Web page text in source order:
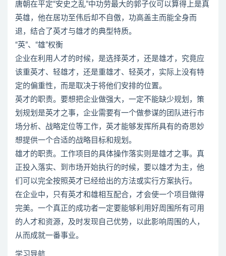
唐朝在平定“安史之乱”中功劳最大的郭子仪可以算得上是真
英雄，他在居功至伟后却不自傲，功高盖主而能全身而
退，结合了英才与雄才的典型特质。
“英”、“雄”权衡
企业在利用人才的时候，是选择英才，还是雄才，究竟应
该重英才、轻雄才，还是重雄才、轻英才，实际上没有特
定的偏重性，而是取决于将他们安排的位置。
英才的职责。要想把企业做强大，一定不能缺少规划，策
划规划是英才之事，企业需要有一个做参谋的团队进行市
场分析、战略定位等工作，英才能够发挥所具有的奇思妙
想提供一个合适的战略目标和规划。
雄才的职责。工作项目的具体操作落实则是雄才之事。真
正投入落实、到市场开始执行的时候，要以雄才为主，他
们可以完全按照英才已经给出的方法或实行方案执行。
在企业中，只有英才和雄相互配合，才会使一个项目做得
完美。一个真正的成功者一定要能够利用好周围所有可用
的人才和资源，及时发现自己优势，以此影响周围的人，
从而成就一番事业。
学习导航